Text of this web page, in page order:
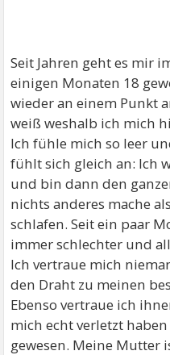
Seit Jahren geht es mir
einigen Monaten 18
wieder an einem Punkt
weiß weshalb ich mich
Ich fühle mich so leer
fühlt sich gleich an: Ich
und bin dann den
nichts anderes mache
schlafen. Seit ein paar
immer schlechter und
Ich vertraue mich
den Draht zu meinen
Ebenso vertraue ich
mich echt verletzt
gewesen. Meine Mutter